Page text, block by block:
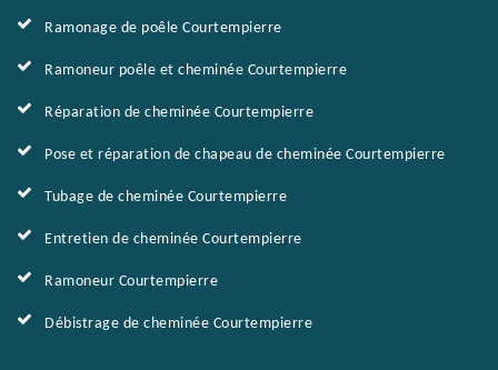
Ramonage de poêle Courtempierre
Ramoneur poêle et cheminée Courtempierre
Réparation de cheminée Courtempierre
Pose et réparation de chapeau de cheminée Courtempierre
Tubage de cheminée Courtempierre
Entretien de cheminée Courtempierre
Ramoneur Courtempierre
Débistrage de cheminée Courtempierre